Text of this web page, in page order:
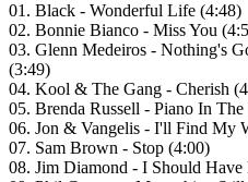
01. Black - Wonderful Life (4:48)
02. Bonnie Bianco - Miss You
03. Glenn Medeiros - Nothing's
(3:49)
04. Kool & The Gang - Cherish
05. Brenda Russell - Piano In
06. Jon & Vangelis - I'll Find My
07. Sam Brown - Stop (4:00)
08. Jim Diamond - I Should